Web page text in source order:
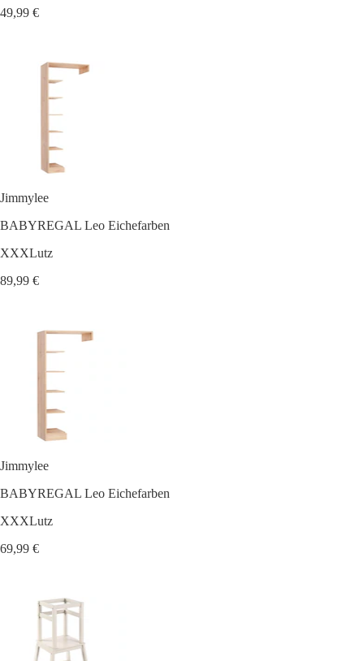
49,99 €
Jimmylee
BABYREGAL Leo Eichefarben
XXXLutz
89,99 €
Jimmylee
BABYREGAL Leo Eichefarben
XXXLutz
69,99 €